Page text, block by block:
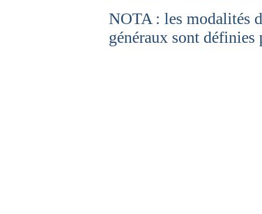
NOTA : les modalités
généraux sont définies